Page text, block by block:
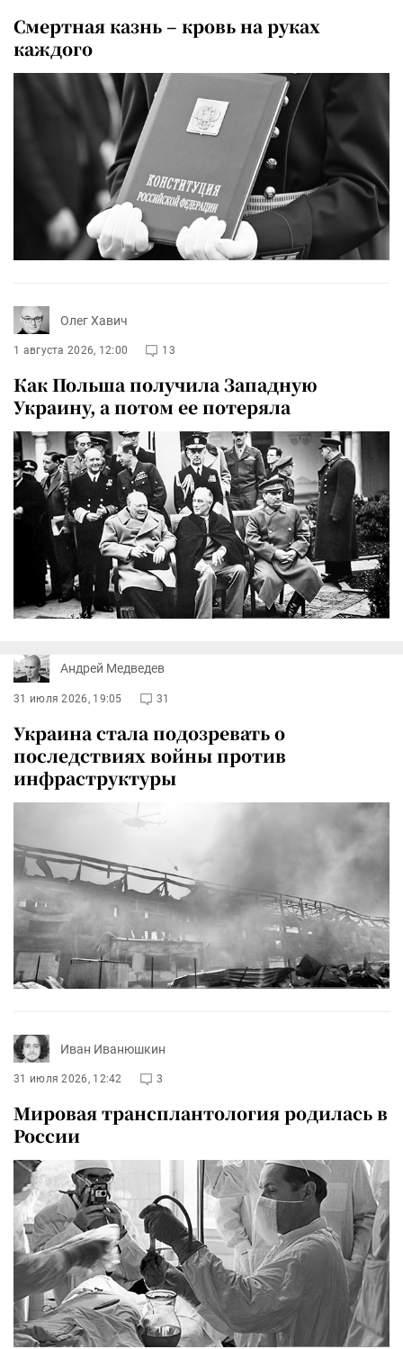
Смертная казнь – кровь на руках
каждого
Олег Хавич
1 августа 2026, 12:00 13
Как Польша получила Западную
Украину, а потом ее потеряла
Андрей Медведев
31 июля 2026, 19:05 31
Украина стала подозревать о
последствиях войны против
инфраструктуры
Иван Иванюшкин
31 июля 2026, 12:42 3
Мировая трансплантология родилась в
России